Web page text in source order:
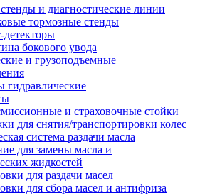
и диагностические линии
тормозные стенды
бокового увода
и грузоподъемные
гидравлические
и страховочные стойки
для снятия/транспортировки колес
система раздачи масла
для замены масла и
жидкостей
для раздачи масел
для сбора масел и антифриза